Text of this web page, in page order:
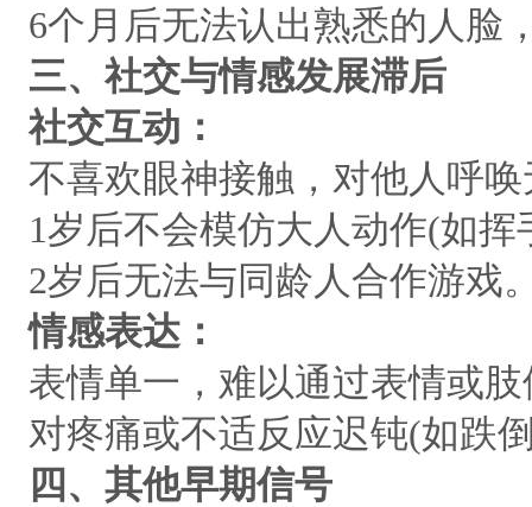
6个月后无法认出熟悉的人脸
三、社交与情感发展滞后
社交互动：
不喜欢眼神接触，对他人呼
1岁后不会模仿大人动作(如挥
2岁后无法与同龄人合作游戏
情感表达：
表情单一，难以通过表情或
对疼痛或不适反应迟钝(如跌
四、其他早期信号